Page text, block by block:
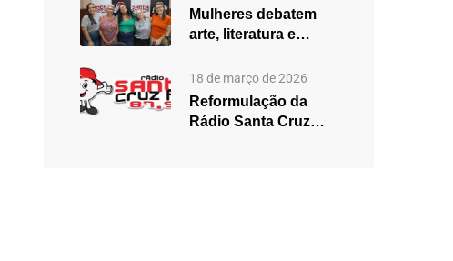
Mulheres debatem
arte, literatura e
edição especial do…
18 de março de 2026
Reformulação da
Rádio Santa Cruz